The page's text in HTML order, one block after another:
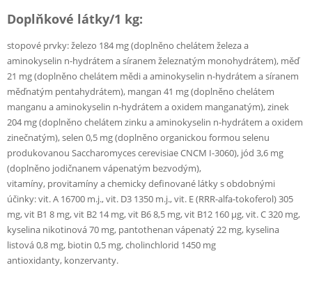
Doplňkové látky/1 kg:
stopové prvky: železo 184 mg (doplněno chelátem železa a
aminokyselin n-hydrátem a síranem železnatým monohydrátem), měď
21 mg (doplněno chelátem mědi a aminokyselin n-hydrátem a síranem
měďnatým pentahydrátem), mangan 41 mg (doplněno chelátem
manganu a aminokyselin n-hydrátem a oxidem manganatým), zinek
204 mg (doplněno chelátem zinku a aminokyselin n-hydrátem a oxidem
zinečnatým), selen 0,5 mg (doplněno organickou formou selenu
produkovanou Saccharomyces cerevisiae CNCM I-3060), jód 3,6 mg
(doplněno jodičnanem vápenatým bezvodým),
vitamíny, provitamíny a chemicky definované látky s obdobnými
účinky: vit. A 16700 m.j., vit. D3 1350 m.j., vit. E (RRR-alfa-tokoferol) 305
mg, vit B1 8 mg, vit B2 14 mg, vit B6 8,5 mg, vit B12 160 µg, vit. C 320 mg,
kyselina nikotinová 70 mg, pantothenan vápenatý 22 mg, kyselina
listová 0,8 mg, biotin 0,5 mg, cholinchlorid 1450 mg
antioxidanty, konzervanty.